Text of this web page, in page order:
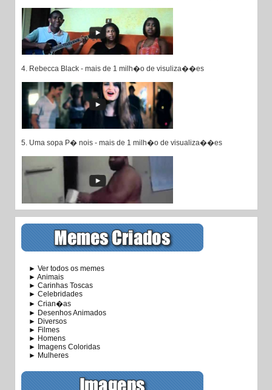
4. Rebecca Black - mais de 1 milh�o de visuliza��es
5. Uma sopa P� nois - mais de 1 milh�o de visualiza��es
► Ver todos os memes
► Animais
► Carinhas Toscas
► Celebridades
► Crian�as
► Desenhos Animados
► Diversos
► Filmes
► Homens
► Imagens Coloridas
► Mulheres